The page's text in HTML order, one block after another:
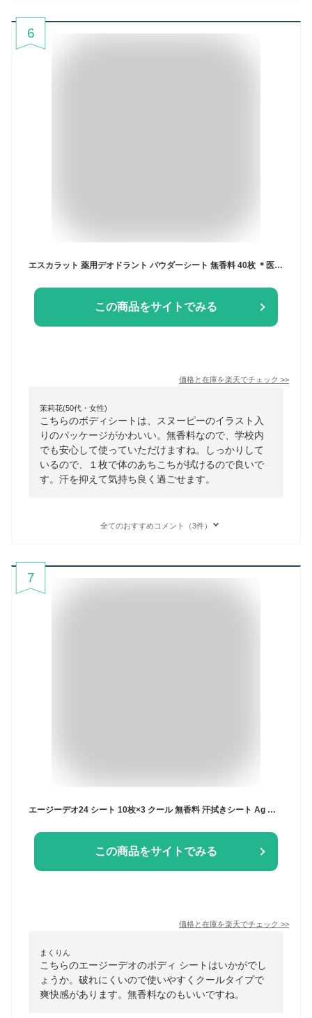
6
エスカラット 薬用デオドラント パウダーシート 無香料 40枚 ＊医薬部外品 コーセー エスカラット 制汗シート ボディシート デオドラントシート 汗拭きシート
この商品をサイトでみる
価格と在庫を楽天でチェック >>
茉莉花(50代・女性)
こちらのボディシートは、スヌーピーのイラスト入
りのパッケージがかわいい。無香料なので、学校内
でも安心して使っていただけますね。しっかりして
いるので、１枚で体のあちこちが拭けるので良いで
す。汗を抑えて気持ち良く過ごせます。
全てのおすすめコメント（3件）
7
エージーデオ24 シート 10枚×3 クール 無香料 汗拭きシート Ag 冷感 メンズ レディース
この商品をサイトでみる
価格と在庫を楽天でチェック >>
まくりん
こちらのエージーデオのボディ シートはいかがでし
ょうか。破れにくいので使いやすくクールタイプで
爽快感があります。無香料なのもいいですね。